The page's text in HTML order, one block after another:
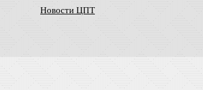
Новости ЦПТ